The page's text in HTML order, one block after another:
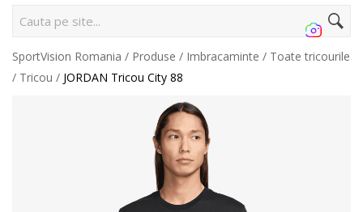
Cau
SportVision Romania Produse Imbracaminte
Toate tricourile
Tricou
JORDAN Tricou City 88